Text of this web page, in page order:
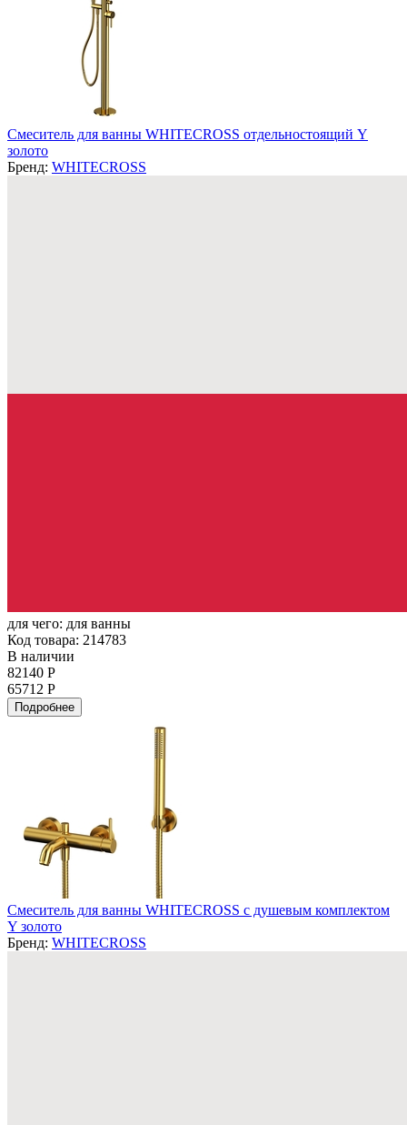
Смеситель для ванны WHITECROSS отдельностоящий Y
золото
Бренд: WHITECROSS
для чего: для ванны
Код товара: 214783
В наличии
82140 Р
65712 Р
Подробнее
Смеситель для ванны WHITECROSS с душевым комплектом
Y золото
Бренд: WHITECROSS